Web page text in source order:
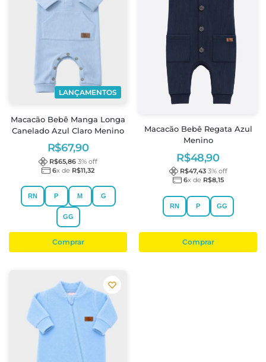
LANÇAMENTOS
Macacão Bebê Manga Longa
Canelado Azul Claro Menino
R$67,90
R$65,86 3% off
6x de R$11,32
RN P M G
GG
Comprar
Macacão Bebê Regata Azul
Menino
R$48,90
R$47,43 3% off
6x de R$8,15
RN P GG
Comprar